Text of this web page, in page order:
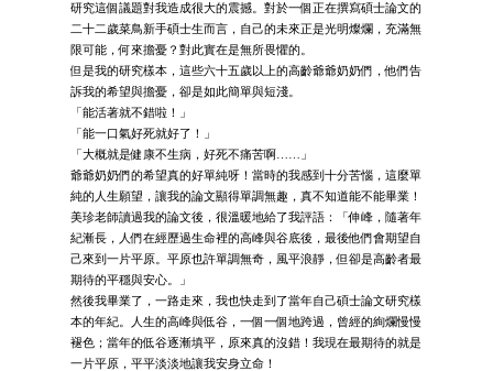
研究這個議題對我造成很大的震撼。對於一個正在撰寫碩士論文的
二十二歲菜鳥新手碩士生而言，自己的未來正是光明燦爛，充滿無
限可能，何來擔憂？對此實在是無所畏懼的。
但是我的研究樣本，這些六十五歲以上的高齡爺爺奶奶們，他們告
訴我的希望與擔憂，卻是如此簡單與短淺。
「能活著就不錯啦！」
「能一口氣好死就好了！」
「大概就是健康不生病，好死不痛苦啊……」
爺爺奶奶們的希望真的好單純呀！當時的我感到十分苦惱，這麼單
純的人生願望，讓我的論文顯得單調無趣，真不知道能不能畢業！
美珍老師讀過我的論文後，很溫暖地給了我評語：「伸峰，隨著年
紀漸長，人們在經歷過生命裡的高峰與谷底後，最後他們會期望自
己來到一片平原。平原也許單調無奇，風平浪靜，但卻是高齡者最
期待的平穩與安心。」
然後我畢業了，一路走來，我也快走到了當年自己碩士論文研究樣
本的年紀。人生的高峰與低谷，一個一個地跨過，曾經的絢爛慢慢
褪色；當年的低谷逐漸填平，原來真的沒錯！我現在最期待的就是
一片平原，平平淡淡地讓我安身立命！